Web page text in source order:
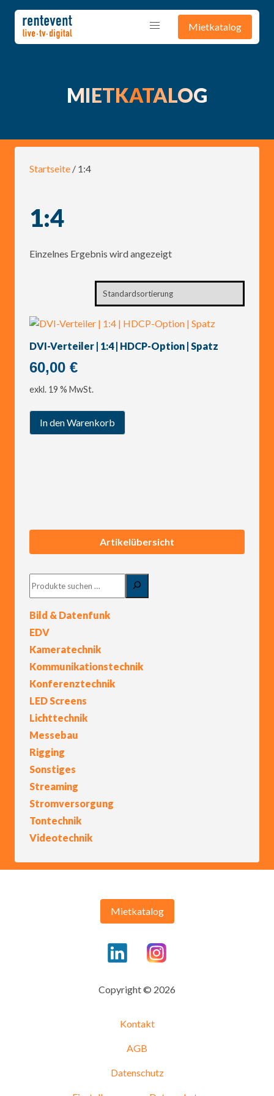
Mietkatalog
MIETKATALOG
Startseite / 1:4
1:4
Einzelnes Ergebnis wird angezeigt
DVI-Verteiler | 1:4 | HDCP-Option | Spatz
60,00 €
exkl. 19 % MwSt.
In den Warenkorb
Artikelübersicht
Suchen
Bild & Datenfunk
EDV
Kameratechnik
Kommunikationstechnik
Konferenztechnik
LED Screens
Lichttechnik
Messebau
Rigging
Sonstiges
Streaming
Stromversorgung
Tontechnik
Videotechnik
Mietkatalog
Copyright © 2026
Kontakt
AGB
Datenschutz